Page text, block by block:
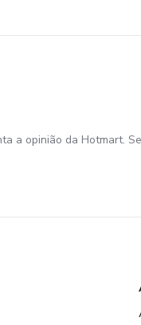
a opinião da Hotmart.